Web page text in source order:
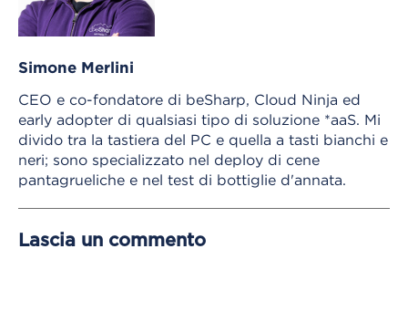
Simone Merlini
CEO e co-fondatore di beSharp, Cloud Ninja ed
early adopter di qualsiasi tipo di soluzione *aaS. Mi
divido tra la tastiera del PC e quella a tasti bianchi e
neri; sono specializzato nel deploy di cene
pantagrueliche e nel test di bottiglie d'annata.
Lascia un commento